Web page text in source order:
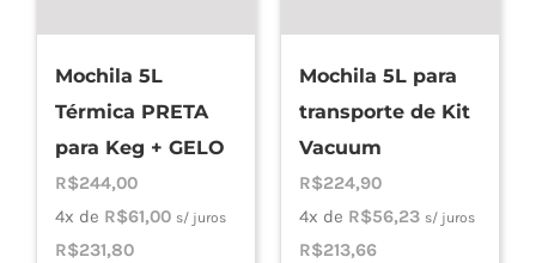
Mochila 5L
Térmica PRETA
para Keg + GELO
R$244,00
4x de R$61,00 s/ juros
R$231,80
Mochila 5L para
transporte de Kit
Vacuum
R$224,90
4x de R$56,23 s/ juros
R$213,66